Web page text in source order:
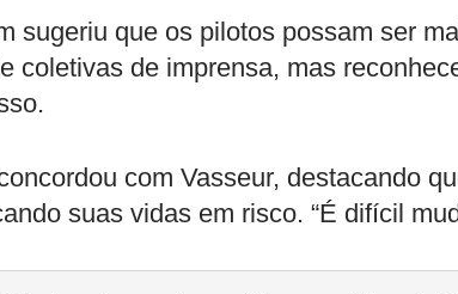
sugeriu que os pilotos possam ser
coletivas de imprensa, mas
com Vasseur, destacando
suas vidas em risco. “É difícil